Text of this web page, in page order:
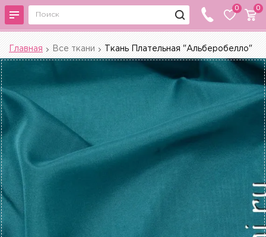
0 0
Главная Все ткани Ткань Плательная "Альберобелло"